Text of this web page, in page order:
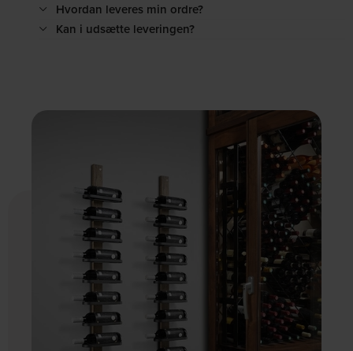
Hvordan leveres min ordre?
Kan i udsætte leveringen?